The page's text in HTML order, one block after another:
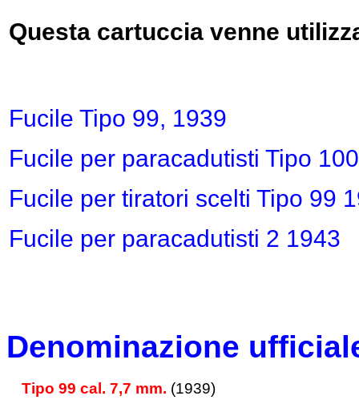
Questa cartuccia venne
Fucile Tipo 99, 1939
Fucile per paracadutisti Tipo
Fucile per tiratori scelti Tipo 99
Fucile per paracadutisti 2 1943
Denominazione
Tipo 99 cal. 7,7 mm. (1939)